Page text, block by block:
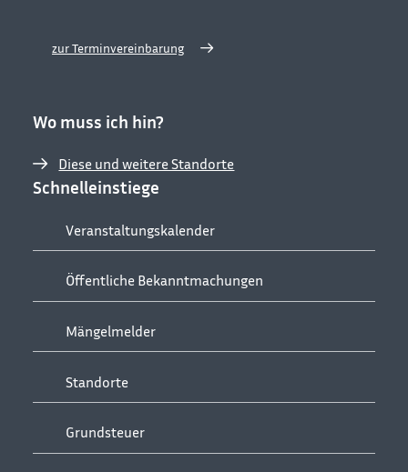
zur Terminvereinbarung
Wo muss ich hin?
Diese und weitere Standorte
Schnelleinstiege
Veranstaltungskalender
Öffentliche Bekanntmachungen
Mängelmelder
Standorte
Grundsteuer